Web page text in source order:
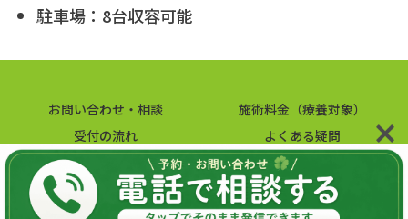
駐車場：8台収容可能
お問い合わせ・相談
施術料金（療養対象）
受付の流れ
よくある疑問
健康コラム
交通案内
サイトマップ